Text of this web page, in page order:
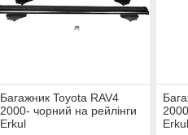
Багажник Toyota RAV4
2000- чорний на рейлінги
Erkul